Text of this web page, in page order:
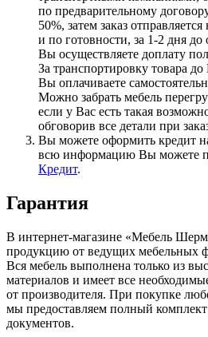
по предварительному
50%, затем заказ
и по готовности, за 1-2 дня до
Вы осуществляете доплату
За транспортировку товара
Вы оплачиваете
Можно забрать мебель
если у Вас есть такая
обговорив все детали при
Вы можете оформить кредит
всю информацию Вы можете
Кредит.
Гарантия
В интернет-магазине «Мебель
продукцию от ведущих мебельных
Вся мебель выполнена только из
материалов и имеет все
от производителя. При покупке
мы предоставляем полный
документов.